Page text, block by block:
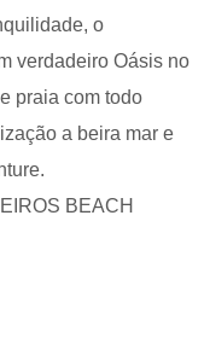
o
verdadeiro Oásis no
praia com todo
a beira mar e
BEACH